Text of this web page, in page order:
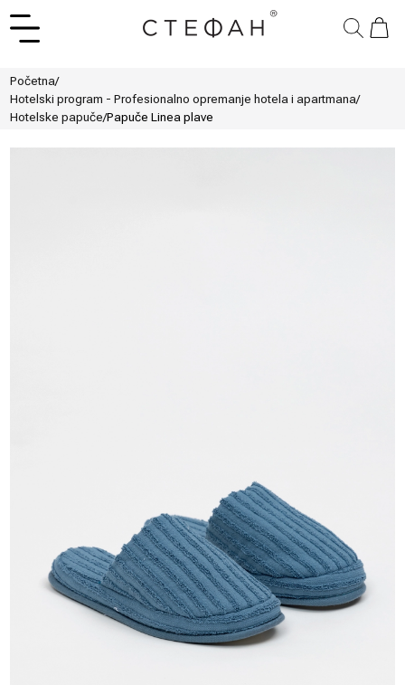
Početna/
Hotelski program - Profesionalno opremanje hotela i apartmana/
Hotelske papuče/Papuče Linea plave